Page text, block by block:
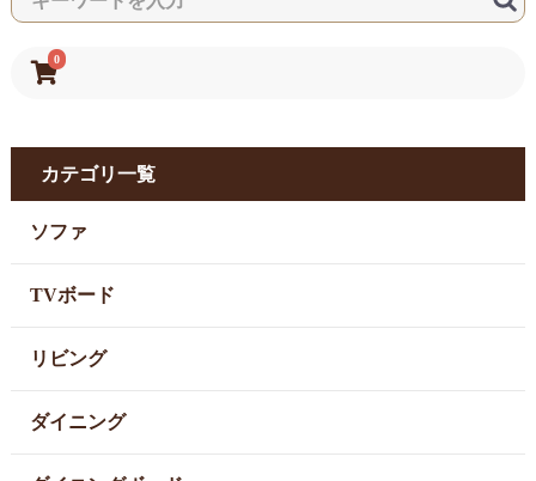
0
カテゴリ一覧
ソファ
TVボード
リビング
ダイニング